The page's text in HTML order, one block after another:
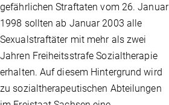
gefährlichen Straftaten vom 26. Januar
1998 sollten ab Januar 2003 alle
Sexualstraftäter mit mehr als zwei
Jahren Freiheitsstrafe Sozialtherapie
erhalten. Auf diesem Hintergrund wird
zu sozialtherapeutischen Abteilungen